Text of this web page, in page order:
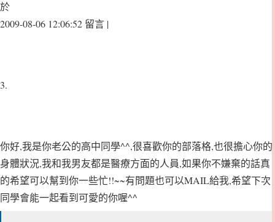
於
2009-08-06 12:06:52 留言 |
3.
你好,我是你老公的高中同學^^,很喜歡你的部落格,也很擔心你的
身體狀況,我和我男友都是醫療方面的人員,如果你不嫌棄的話真
的希望可以幫到你一些忙!!~~有問題也可以MAIL給我,希望下次
同學會能一起看到可愛的你喔^^